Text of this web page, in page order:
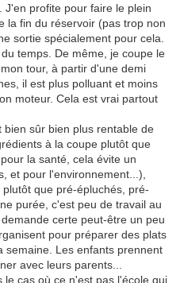
profite pour faire le plein
la fin du réservoir (pas trop non
sortie spécialement pour cela.
temps. De même, je coupe le
tour, à partir d'une demi
il est plus polluant et moins
moteur. Cela est vrai partout
sûr bien plus rentable de
à la coupe plutôt que
la santé, cela évite un
et pour l'environnement...),
que pré-épluchés, pré-
purée, c'est peu de travail au
certe peut-être un peu
pour préparer des plats
semaine. Les enfants prennent
avec leurs parents...
cas où ce n'est pas l'école qui